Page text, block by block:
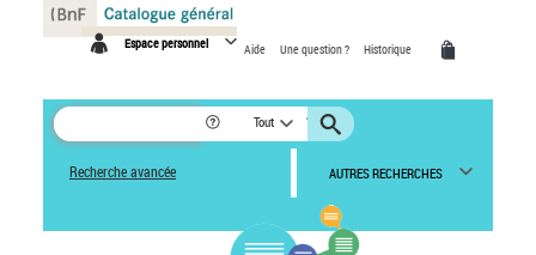
Espace personnel Aide Une question ? Historique
Tout
Recherche avancée AUTRES RECHERCHES
Panneau de gestion des cookies